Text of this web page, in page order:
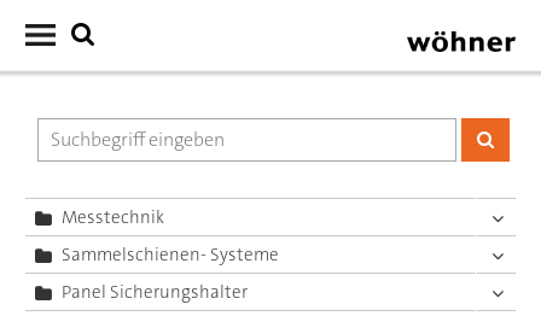
Messtechnik
Sammelschienen- Systeme
Panel Sicherungshalter